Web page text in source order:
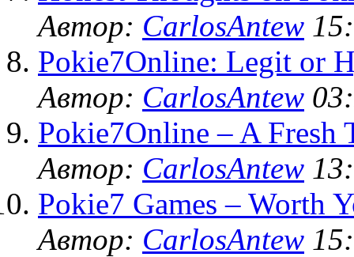
Автор: CarlosAntew
Pokie7Online: Legit or
Автор: CarlosAntew
Pokie7Online – A Fresh
Автор: CarlosAntew
Pokie7 Games – Worth
Автор: CarlosAntew